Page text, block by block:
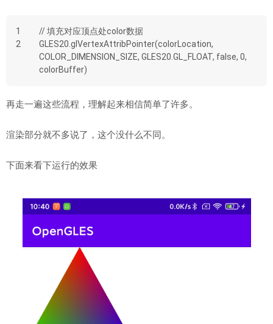
1
2
// 填充对应顶点处color数据
GLES20.glVertexAttribPointer(colorLocation,
COLOR_DIMENSION_SIZE, GLES20.GL_FLOAT, false, 0,
colorBuffer)
再走一遍这些流程，理解起来相信简单了许多。
渲染部分就不多说了，这个没什么不同。
下面来看下运行的效果